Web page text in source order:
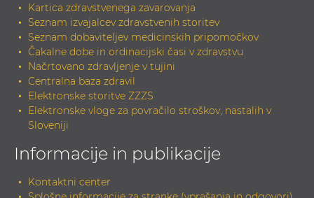
Kartica zdravstvenega zavarovanja
Seznam izvajalcev zdravstvenih storitev
Seznam dobaviteljev medicinskih pripomočkov
Čakalne dobe in ordinacijski časi v zdravstvu
Načrtovano zdravljenje v tujini
Centralna baza zdravil
Elektronske storitve ZZZS
Elektronske vloge za povračilo stroškov, nastalih v
Sloveniji
Informacije in publikacije
Kontaktni center